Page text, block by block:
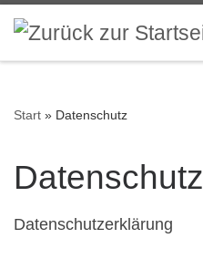
Zum Inhalt springen
Start » Datenschutz
Datenschutz
Datenschutzerklärung